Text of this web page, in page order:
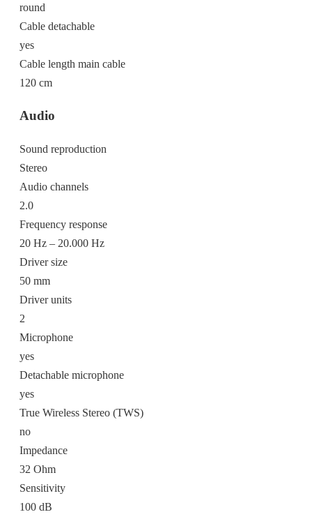
round
Cable detachable
yes
Cable length main cable
120 cm
Audio
Sound reproduction
Stereo
Audio channels
2.0
Frequency response
20 Hz – 20.000 Hz
Driver size
50 mm
Driver units
2
Microphone
yes
Detachable microphone
yes
True Wireless Stereo (TWS)
no
Impedance
32 Ohm
Sensitivity
100 dB